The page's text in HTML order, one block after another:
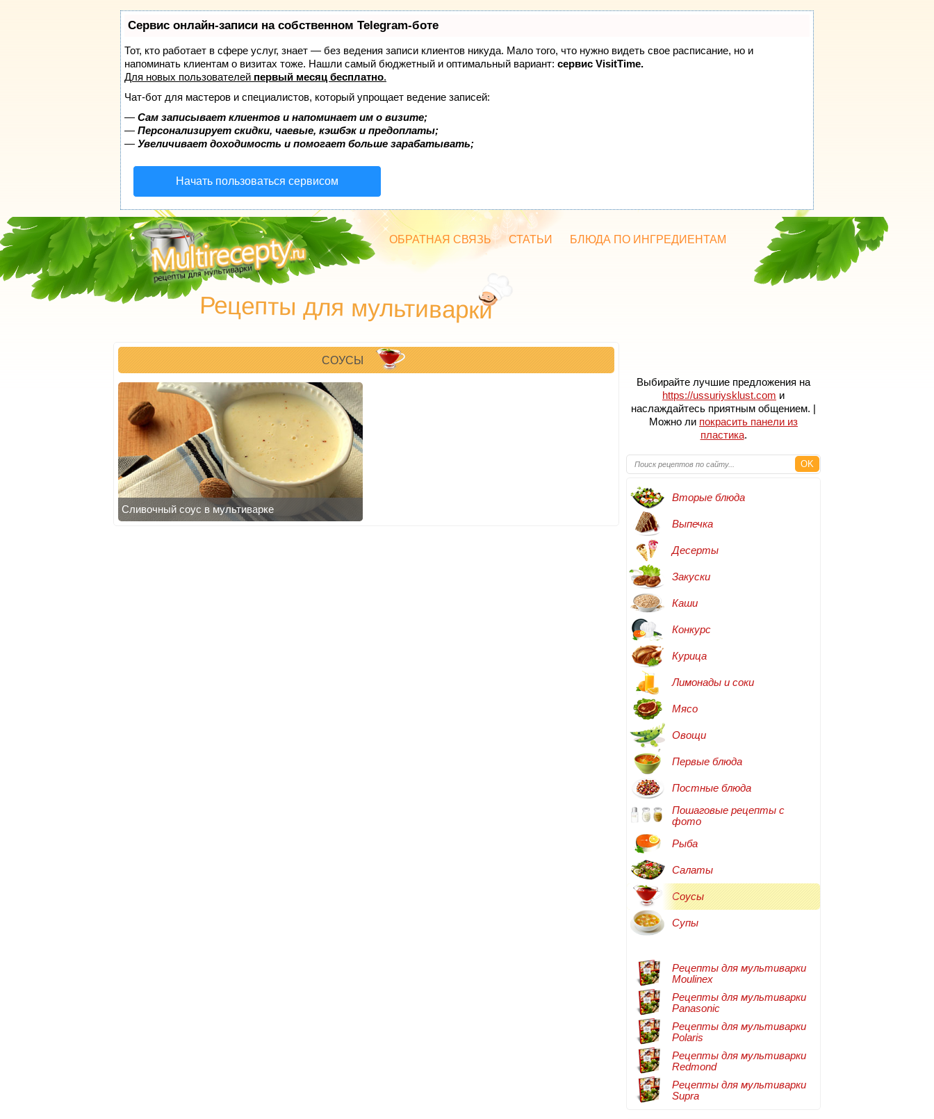
Сервис онлайн-записи на собственном Telegram-боте
Тот, кто работает в сфере услуг, знает — без ведения записи клиентов никуда. Мало того, что нужно видеть свое расписание, но и
напоминать клиентам о визитах тоже. Нашли самый бюджетный и оптимальный вариант: сервис VisitTime.
Для новых пользователей первый месяц бесплатно.
Чат-бот для мастеров и специалистов, который упрощает ведение записей:
— Сам записывает клиентов и напоминает им о визите;
— Персонализирует скидки, чаевые, кэшбэк и предоплаты;
— Увеличивает доходимость и помогает больше зарабатывать;
Начать пользоваться сервисом
ОБРАТНАЯ СВЯЗЬ СТАТЬИ БЛЮДА ПО ИНГРЕДИЕНТАМ
Рецепты для мультиварки
СОУСЫ
Сливочный соус в мультиварке
Выбирайте лучшие предложения на
https://ussuriysklust.com и
наслаждайтесь приятным общением. |
Можно ли покрасить панели из
пластика.
OK
Вторые блюда
Выпечка
Десерты
Закуски
Каши
Конкурс
Курица
Лимонады и соки
Мясо
Овощи
Первые блюда
Постные блюда
Пошаговые рецепты с
фото
Рыба
Салаты
Соусы
Супы
Рецепты для мультиварки
Moulinex
Рецепты для мультиварки
Panasonic
Рецепты для мультиварки
Polaris
Рецепты для мультиварки
Redmond
Рецепты для мультиварки
Supra